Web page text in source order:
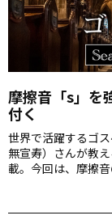
摩擦音「s」を
付く
世界で活躍するゴ
無宣寿）さんが教
載。今回は、摩擦
ニング法を紹介し
スペルの動画を紹
Sweet to Trust in